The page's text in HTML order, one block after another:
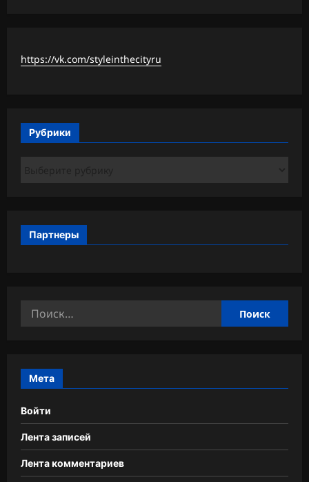
https://vk.com/styleinthecityru
Рубрики
Партнеры
Найти:
Мета
Войти
Лента записей
Лента комментариев